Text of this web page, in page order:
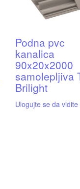
Podna pvc
kanalica
90x20x2000
samolepljiva
Brilight
Ulogujte se da vidite